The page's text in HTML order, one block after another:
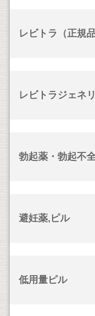
レビトラ（正規品
レビトラジェネ
勃起薬・勃起不
避妊薬,ピル
低用量ピル